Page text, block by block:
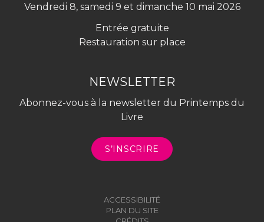
Vendredi 8, samedi 9 et dimanche 10 mai 2026
Entrée gratuite
Restauration sur place
NEWSLETTER
Abonnez-vous à la newsletter du Printemps du
Livre
S’INSCRIRE
ACCESSIBILITÉ
PLAN DU SITE